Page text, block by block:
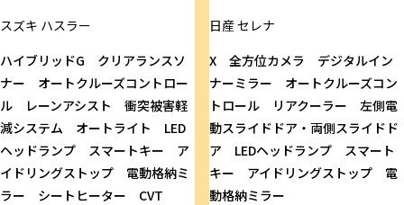
スズキ ハスラー
ハイブリッドG クリアランスソ
ナー オートクルーズコントロー
ル レーンアシスト 衝突被害軽
減システム オートライト LED
ヘッドランプ スマートキー ア
イドリングストップ 電動格納ミ
ラー シートヒーター CVT
日産セレナ
X 全方位カメラ デジタルイン
ナーミラー オートクルーズコン
トロール リアクーラー 左側電
動スライドドア・両側スライドド
ア LEDヘッドランプ スマート
キー アイドリングストップ 電
動格納ミラー